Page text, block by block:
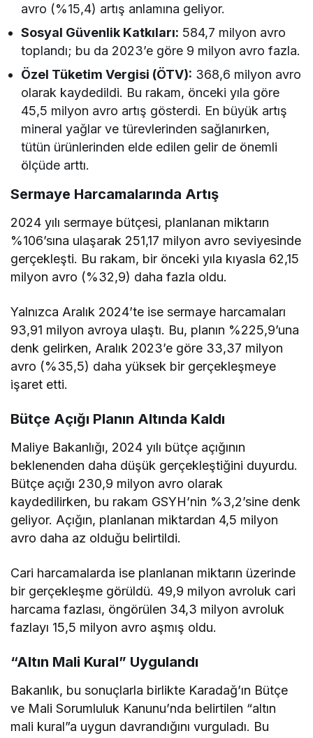
avro (%15,4) artış anlamına geliyor.
Sosyal Güvenlik Katkıları: 584,7 milyon avro
toplandı; bu da 2023’e göre 9 milyon avro fazla.
Özel Tüketim Vergisi (ÖTV): 368,6 milyon avro
olarak kaydedildi. Bu rakam, önceki yıla göre
45,5 milyon avro artış gösterdi. En büyük artış
mineral yağlar ve türevlerinden sağlanırken,
tütün ürünlerinden elde edilen gelir de önemli
ölçüde arttı.
Sermaye Harcamalarında Artış
2024 yılı sermaye bütçesi, planlanan miktarın
%106’sına ulaşarak 251,17 milyon avro seviyesinde
gerçekleşti. Bu rakam, bir önceki yıla kıyasla 62,15
milyon avro (%32,9) daha fazla oldu.
Yalnızca Aralık 2024’te ise sermaye harcamaları
93,91 milyon avroya ulaştı. Bu, planın %225,9’una
denk gelirken, Aralık 2023’e göre 33,37 milyon
avro (%35,5) daha yüksek bir gerçekleşmeye
işaret etti.
Bütçe Açığı Planın Altında Kaldı
Maliye Bakanlığı, 2024 yılı bütçe açığının
beklenenden daha düşük gerçekleştiğini duyurdu.
Bütçe açığı 230,9 milyon avro olarak
kaydedilirken, bu rakam GSYH’nin %3,2’sine denk
geliyor. Açığın, planlanan miktardan 4,5 milyon
avro daha az olduğu belirtildi.
Cari harcamalarda ise planlanan miktarın üzerinde
bir gerçekleşme görüldü. 49,9 milyon avroluk cari
harcama fazlası, öngörülen 34,3 milyon avroluk
fazlayı 15,5 milyon avro aşmış oldu.
“Altın Mali Kural” Uygulandı
Bakanlık, bu sonuçlarla birlikte Karadağ’ın Bütçe
ve Mali Sorumluluk Kanunu’nda belirtilen “altın
mali kural”a uygun davrandığını vurguladı. Bu